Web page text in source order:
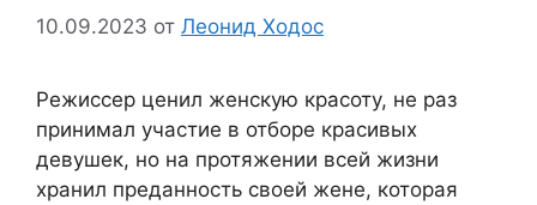
10.09.2023 от Леонид Ходос
Режиссер ценил женскую красоту, не раз
принимал участие в отборе красивых
девушек, но на протяжении всей жизни
хранил преданность своей жене, которая